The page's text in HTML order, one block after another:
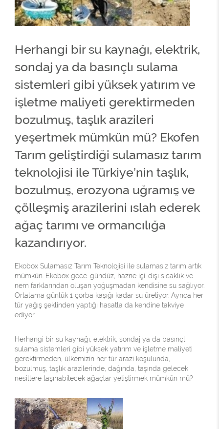
Herhangi bir su kaynağı, elektrik,
sondaj ya da basınçlı sulama
sistemleri gibi yüksek yatırım ve
işletme maliyeti gerektirmeden
bozulmuş, taşlık arazileri
yeşertmek mümkün mü? Ekofen
Tarım geliştirdiği sulamasız tarım
teknolojisi ile Türkiye’nin taşlık,
bozulmuş, erozyona uğramış ve
çölleşmiş arazilerini ıslah ederek
ağaç tarımı ve ormancılığa
kazandırıyor.
Ekobox Sulamasız Tarım Teknolojisi ile sulamasız tarım artık
mümkün. Ekobox gece-gündüz, hazne içi-dışı sıcaklık ve
nem farklarından oluşan yoğuşmadan kendisine su sağlıyor.
Ortalama günlük 1 çorba kaşığı kadar su üretiyor. Ayrıca her
tür yağış şeklinden yaptığı hasatla da kendine takviye
ediyor.
Herhangi bir su kaynağı, elektrik, sondaj ya da basınçlı
sulama sistemleri gibi yüksek yatırım ve işletme maliyeti
gerektirmeden, ülkemizin her tür arazi koşulunda,
bozulmuş, taşlık arazilerinde, dağında, taşında gelecek
nesillere taşınabilecek ağaçlar yetiştirmek mümkün mü?